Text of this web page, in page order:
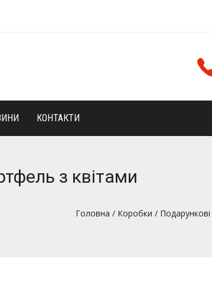
КОНТАКТИ
з квітами
Головна / Коробки / Подарункові